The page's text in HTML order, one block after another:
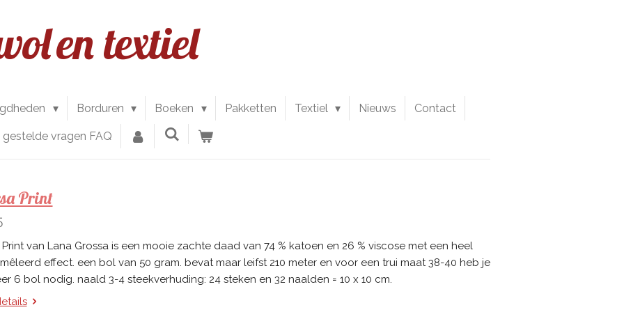
en textiel
Borduren Boeken Pakketten Textiel Nieuws Contact
gestelde vragen FAQ
Print
Print van Lana Grossa is een mooie zachte daad van 74 % katoen en 26 % viscose met een heel
effect. een bol van 50 gram. bevat maar leifst 210 meter en voor een trui maat 38-40 heb je
6 bol nodig. naald 3-4 steekverhuding: 24 steken en 32 naalden = 10 x 10 cm.